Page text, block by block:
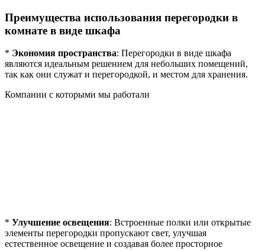
Преимущества использования перегородки в
комнате в виде шкафа
* Экономия пространства: Перегородки в виде шкафа
являются идеальным решением для небольших помещений,
так как они служат и перегородкой, и местом для хранения.
Компании с которыми мы работали
* Улучшение освещения: Встроенные полки или открытые
элементы перегородки пропускают свет, улучшая
естественное освещение и создавая более просторное